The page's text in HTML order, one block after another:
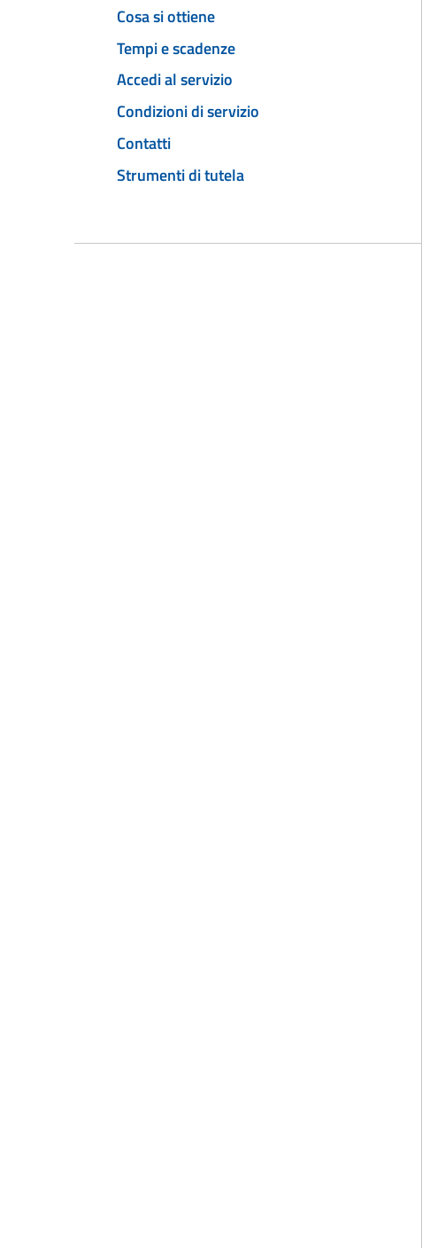
Cosa si ottiene
Tempi e scadenze
Accedi al servizio
Condizioni di servizio
Contatti
Strumenti di tutela